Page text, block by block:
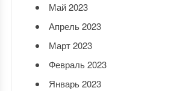
Май 2023
Апрель 2023
Март 2023
Февраль 2023
Январь 2023